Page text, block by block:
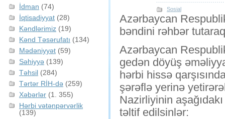
İdman (74)
İqtisadiyyat (28)
Kəndlərimiz (19)
Kənd Təsərufatı (134)
Mədəniyyət (59)
Səhiyyə (139)
Təhsil (284)
Tərtər RİH-də (259)
Xəbərlər (1. 355)
Hərbi vətənpərvərlik
(139)
Sosial
Azərbaycan
bəndini rəhbər
Azərbaycan
gedən döyüş
hərbi hissə
şərəflə yerinə
Nazirliyinin
təltif edilsinlər: